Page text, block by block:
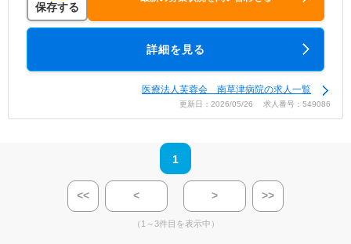
保存する
詳細を見る
医療法人芙蓉会 南草津病院の求人一覧
更新日：2026/05/26 求人番号：549086
1
<< < > >>
（1～3件目を表示中）